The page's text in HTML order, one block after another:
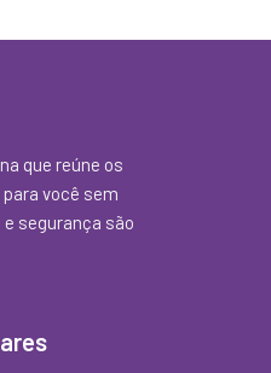
que reúne os
você sem
segurança são